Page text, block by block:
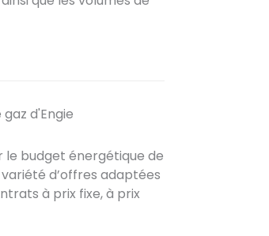
d'Engie
le budget énergétique de
d’offres adaptées
à prix fixe, à prix